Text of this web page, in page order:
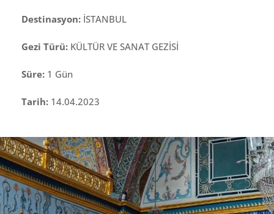
Destinasyon: İSTANBUL
Gezi Türü: KÜLTÜR VE SANAT GEZİSİ
Süre: 1 Gün
Tarih: 14.04.2023